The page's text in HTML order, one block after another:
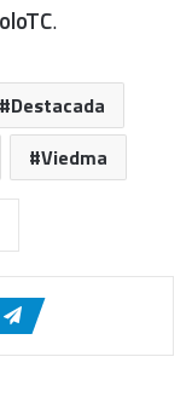
.
Destacada
Viedma